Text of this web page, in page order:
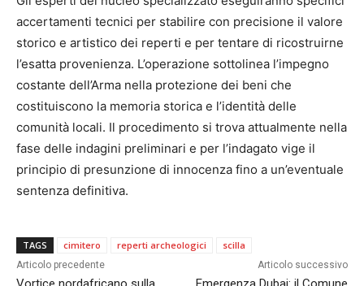
accertamenti tecnici per stabilire con precisione il valore
storico e artistico dei reperti e per tentare di ricostruirne
l’esatta provenienza. L’operazione sottolinea l’impegno
costante dell’Arma nella protezione dei beni che
costituiscono la memoria storica e l’identità delle
comunità locali. Il procedimento si trova attualmente nella
fase delle indagini preliminari e per l’indagato vige il
principio di presunzione di innocenza fino a un’eventuale
sentenza definitiva.
TAGS cimitero reperti archeologici scilla
Articolo precedente Articolo successivo